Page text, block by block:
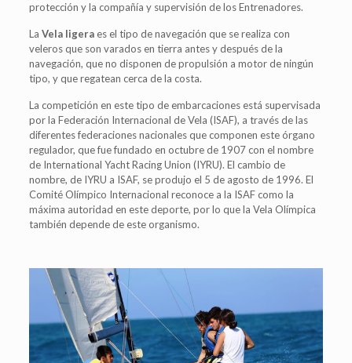
protección y la compañía y supervisión de los Entrenadores.
La Vela ligeraes el tipo de navegación que se realiza con
veleros que son varados en tierra antes y después de la
navegación, que no disponen de propulsión a motor de ningún
tipo, y que regatean cerca de la costa.
La competición en este tipo de embarcaciones está supervisada
por la Federación Internacional de Vela (ISAF), a través de las
diferentes federaciones nacionales que componen este órgano
regulador, que fue fundado en octubre de 1907 con el nombre
de International Yacht Racing Union (IYRU). El cambio de
nombre, de IYRU a ISAF, se produjo el 5 de agosto de 1996. El
Comité Olímpico Internacional reconoce a la ISAF como la
máxima autoridad en este deporte, por lo que la Vela Olímpica
también depende de este organismo.